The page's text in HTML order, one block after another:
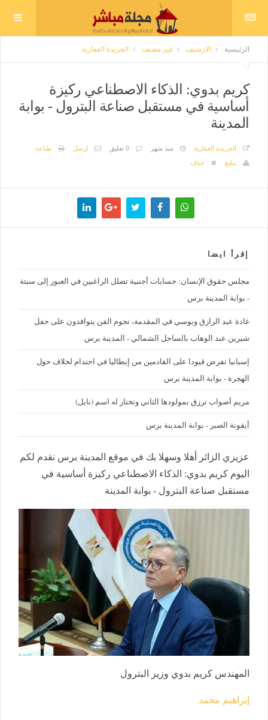
الرئيسية الارشيف غير مصنف الجريدة العقارية
كريم بدوي: الذكاء الاصطناعي ركيزة
أساسية في مستقبل صناعة البترول - بوابة
المدينة
الجريدة العقارية منذ شهر 0 تعليق ارسل
طباعة
تبليغ
حذف
إقرأ ايضا
مجلس حقوق الإنسان: حسابات أجنبية تضلل الراغبين في العبور إلى سبتة
- بوابة المدينة برس
غادة عبد الرازق وبوسي في المقدمة، نجوم الفن يتوافدون على حفل
شيرين عبد الوهاب بالساحل الشمالي - المدينة برس
إسبانيا تفرض قيودا على القادمين من إيطاليا في احتدام لخلاف حول
الهجرة - بوابة المدينة برس
مريم أصواب ترزق بمولودها الثاني وتختار له اسم (نايل)
أيقونة الصبر - بوابة المدينة برس
عزيزي الزائر أهلا وسهلا بك في موقع المدينة برس نقدم لكم
اليوم كريم بدوي: الذكاء الاصطناعي ركيزة أساسية في
مستقبل صناعة البترول - بوابة المدينة
المهندس كريم بدوي وزير البترول
إبراهيم محمد